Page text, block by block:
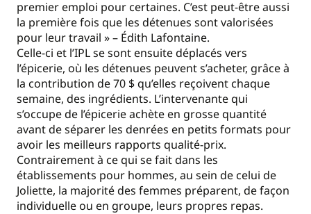
premier emploi pour certaines. C’est peut-être aussi
la première fois que les détenues sont valorisées
pour leur travail » – Édith Lafontaine.
Celle-ci et l’IPL se sont ensuite déplacés vers
l’épicerie, où les détenues peuvent s’acheter, grâce à
la contribution de 70 $ qu’elles reçoivent chaque
semaine, des ingrédients. L’intervenante qui
s’occupe de l’épicerie achète en grosse quantité
avant de séparer les denrées en petits formats pour
avoir les meilleurs rapports qualité-prix.
Contrairement à ce qui se fait dans les
établissements pour hommes, au sein de celui de
Joliette, la majorité des femmes préparent, de façon
individuelle ou en groupe, leurs propres repas.